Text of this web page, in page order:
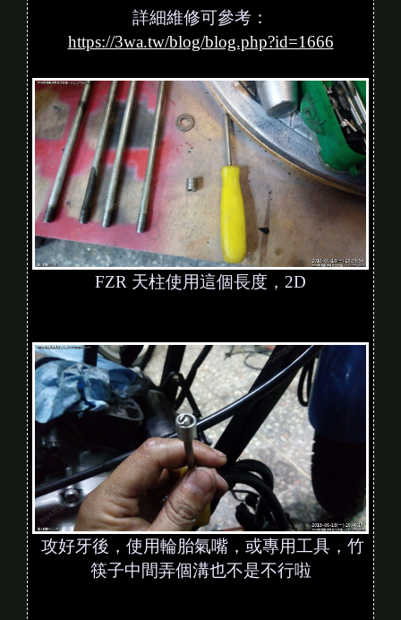
詳細維修可參考：
https://3wa.tw/blog/blog.php?id=1666
FZR 天柱使用這個長度，2D
攻好牙後，使用輪胎氣嘴，或專用工具，竹
筷子中間弄個溝也不是不行啦